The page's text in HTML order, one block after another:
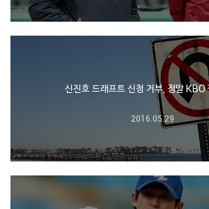
신진호 드래프트 신청 거부, 정말 KBO
2016.05.29